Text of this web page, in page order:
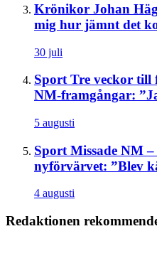
Krönikor Johan
mig hur jämnt det
30 juli
SportTre veckor till
NM-framgångar:
5 augusti
Sport Missade NM
nyförvärvet: ”Blev
4 augusti
Redaktionen